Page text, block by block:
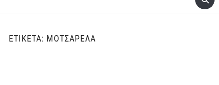
ΕΤΙΚΈΤΑ: ΜΟΤΣΑΡΈΛΑ